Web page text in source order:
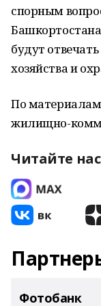
спорным
будут
хозяйства и
По
жилищно-
Читайте нас
Фотобанк